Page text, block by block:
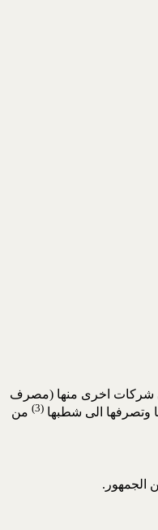
شركات اخرى منها (مصرف
وتصرفها الى شطبها (
) من
الجمهور.